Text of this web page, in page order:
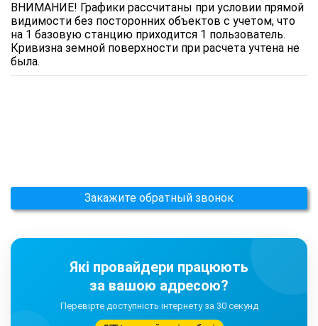
ВНИМАНИЕ! Графики рассчитаны при условии прямой
видимости без посторонних объектов с учетом, что
на 1 базовую станцию приходится 1 пользователь.
Кривизна земной поверхности при расчета учтена не
была.
Закажите обратный звонок
Які провайдери працюють
за вашою адресою?
Перевірте доступність інтернету за 30 секунд